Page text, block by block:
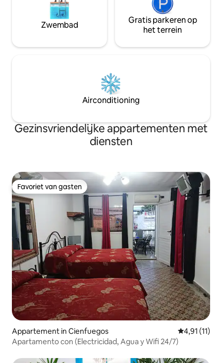
Zwembad
Gratis parkeren op
het terrein
Airconditioning
Gezinsvriendelijke appartementen met
diensten
Favoriet van gasten
Favoriet van gasten
Appartement in Cienfuegos Gemiddelde
4,91 (11)
Apartamento con (Electricidad, Agua y Wifi 24/7)